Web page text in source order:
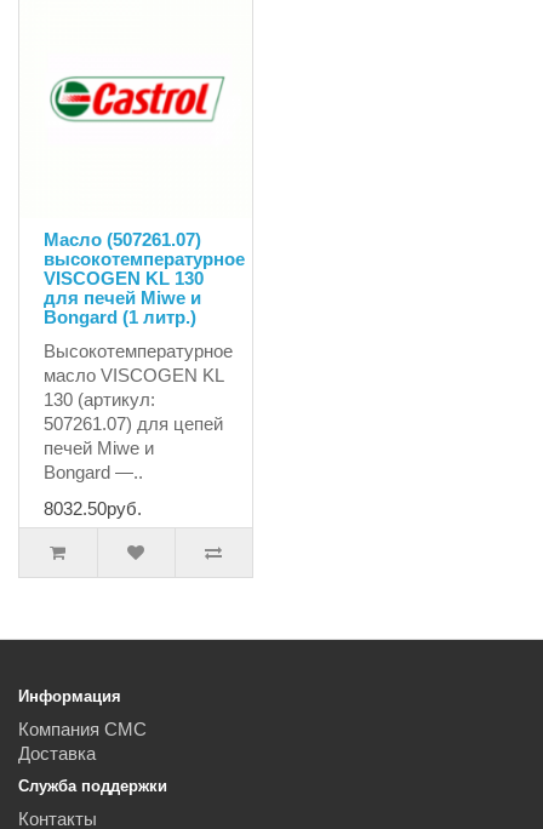
Масло (507261.07)
высокотемпературное
VISCOGEN KL 130
для печей Miwe и
Bongard (1 литр.)
Высокотемпературное
масло VISCOGEN KL
130 (артикул:
507261.07) для цепей
печей Miwe и
Bongard —..
8032.50руб.
Информация
Компания СМС
Доставка
Служба поддержки
Контакты